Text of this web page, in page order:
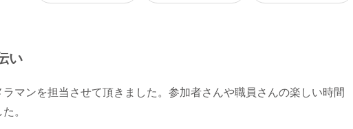
い
マンを担当させて頂きました。参加者さんや職員さんの楽しい時間
。